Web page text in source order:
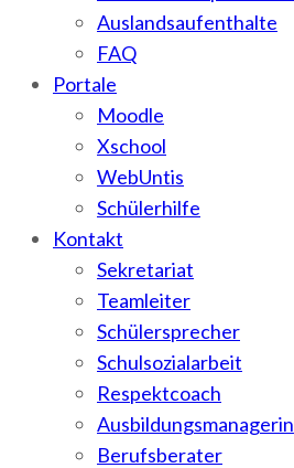
Auslandsaufenthalte
FAQ
Portale
Moodle
Xschool
WebUntis
Schülerhilfe
Kontakt
Sekretariat
Teamleiter
Schülersprecher
Schulsozialarbeit
Respektcoach
Ausbildungsmanagerin
Berufsberater